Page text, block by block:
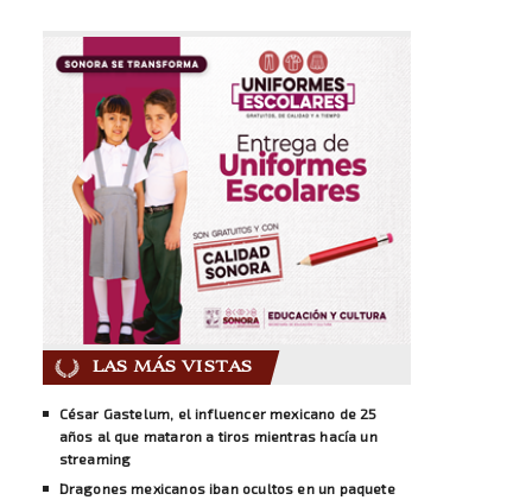
LAS MÁS VISTAS
César Gastelum, el influencer mexicano de 25
años al que mataron a tiros mientras hacía un
streaming
Dragones mexicanos iban ocultos en un paquete